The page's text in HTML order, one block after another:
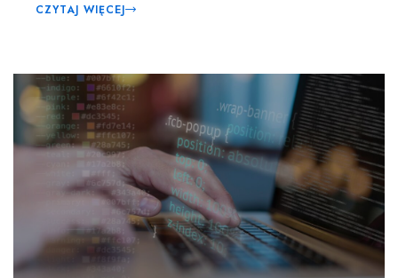
CZYTAJ WIĘCEJ